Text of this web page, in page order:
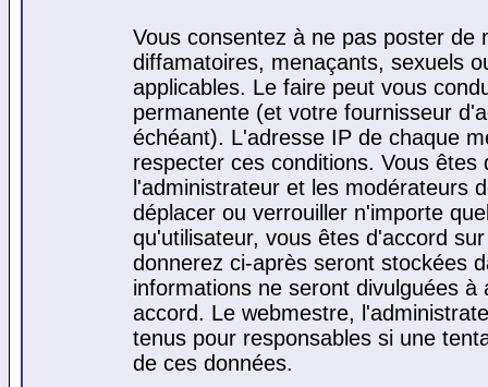
Vous consentez à ne pas poster de
diffamatoires, menaçants, sexuels
applicables. Le faire peut vous
permanente (et votre fournisseur
échéant). L'adresse IP de chaque
respecter ces conditions. Vous
l'administrateur et les modérateurs
déplacer ou verrouiller n'importe
qu'utilisateur, vous êtes d'accord
donnerez ci-après seront stockées
informations ne seront divulguées
accord. Le webmestre,
tenus pour responsables si une
de ces données.